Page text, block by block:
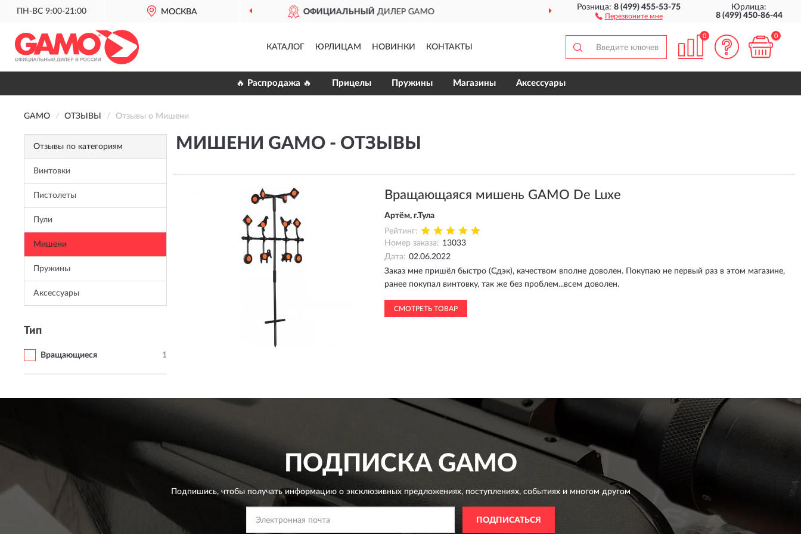
ПН-ВС 9:00-21:00 МОСКВА ОФИЦИАЛЬНЫЙ ДИЛЕР GAMO ДОСТАВИМ ПО ВСЕЙ РОССИИ
Розница:8 (499) 455-53-75
Перезвоните мне
Юрлица:
8 (499) 450-86-44
КАТАЛОГ ЮРЛИЦАМ НОВИНКИ КОНТАКТЫ
0 0
🔥 Распродажа 🔥 Прицелы Пружины Магазины Аксессуары
GAMO ОТЗЫВЫ Отзывы о Мишени
Отзывы по категориям
Винтовки
Пистолеты
Пули
Мишени
Пружины
Аксессуары
Тип
Вращающиеся 1
МИШЕНИ GAMO - ОТЗЫВЫ
Вращающаяся мишень GAMO De Luxe
Артём, г.Тула
Рейтинг:
Номер заказа: 13033
Дата: 02.06.2022
Заказ мне пришёл быстро (Сдэк), качеством вполне доволен. Покупаю не первый раз в этом магазине,
ранее покупал винтовку, так же без проблем...всем доволен.
СМОТРЕТЬ ТОВАР
ПОДПИСКАGAMO
Подпишись, чтобы получать информацию о эксклюзивных предложениях,поступлениях, событиях и многом другом
ПОДПИСАТЬСЯ